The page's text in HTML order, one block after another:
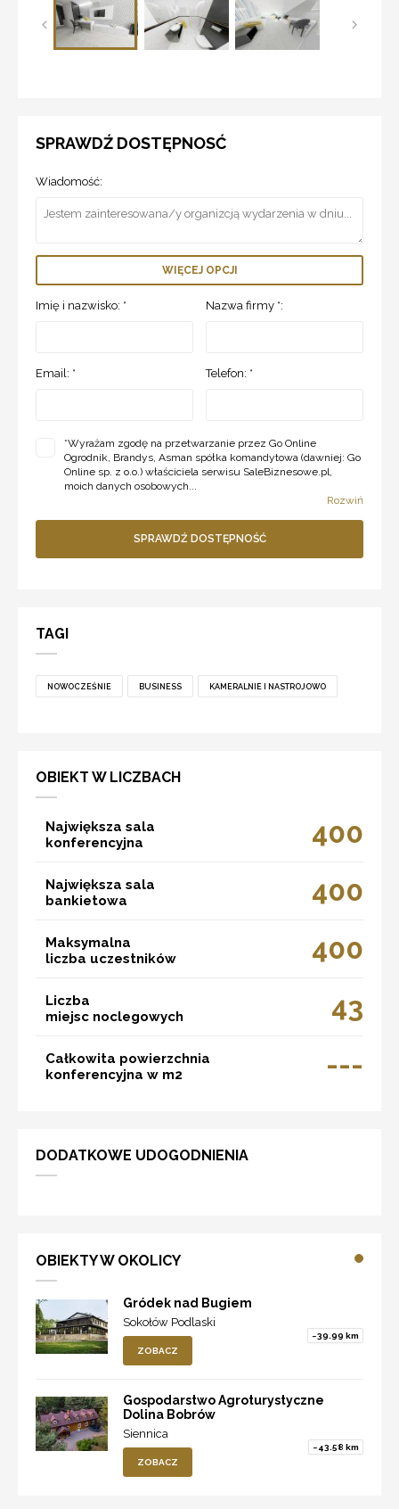
SPRAWDŹ DOSTĘPNOSĆ
Wiadomość:
WIĘCEJ OPCJI
Imię i nazwisko: * Nazwa firmy *:
Email: * Telefon: *
*Wyrażam zgodę na przetwarzanie przez Go Online
Ogrodnik, Brandys, Asman spółka komandytowa (dawniej: Go
Online sp. z o.o.) właściciela serwisu SaleBiznesowe.pl,
moich danych osobowych...
Rozwiń
SPRAWDŹ DOSTĘPNOŚĆ
TAGI
NOWOCZEŚNIE BUSINESS KAMERALNIE I NASTROJOWO
OBIEKT W LICZBACH
Największa sala
konferencyjna
400
Największa sala
bankietowa
400
Maksymalna
liczba uczestników
400
Liczba
miejsc noclegowych
43
Całkowita powierzchnia
konferencyjna w m2
---
DODATKOWE UDOGODNIENIA
OBIEKTY W OKOLICY
Gródek nad Bugiem
Sokołów Podlaski
~39.99 km
ZOBACZ
Gospodarstwo Agroturystyczne
Dolina Bobrów
Siennica
~43.58 km
ZOBACZ